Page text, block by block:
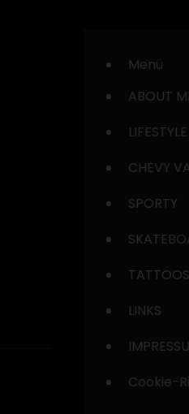
Menü
ABOUT
LIFESTYLE
CHEVY
SPORTY
TATTOOS
LINKS
Cookie-